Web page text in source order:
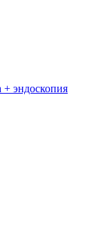
эндоскопия